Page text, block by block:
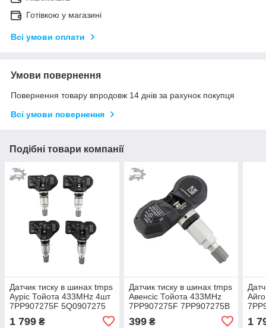
Готівкою у магазині
Всі умови оплати
Умови повернення
Повернення товару впродовж 14 днів за рахунок покупця
Всі умови повернення
Подібні товари компанії
Датчик тиску в шинах tmps
Ауріс Тойота 433MHz 4шт
7PP907275F 5Q0907275
1 799 ₴
Датчик тиску в шинах tmps
Авенсіс Тойота 433MHz
7PP907275F 7PP907275B
4F0907275 4F0907275D
399₴ 1